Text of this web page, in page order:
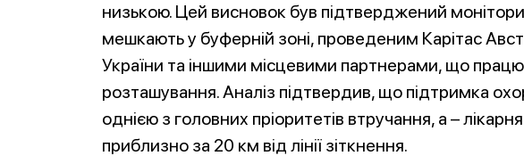
низькою. Цей висновок був підтверджений
мешкають у буферній зоні, проведеним Карітас
України та іншими місцевими партнерами, що
розташування. Аналіз підтвердив, що підтримка
однією з головних пріоритетів втручання, а –
приблизно за 20 км від лінії зіткнення.